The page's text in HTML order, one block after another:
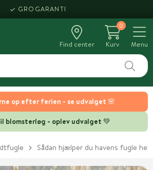
op efter ferien - se udvalget 🌸
blomsterløg - oplev udvalget 💚
HENT SAMME DAG
Find center
0
Kurv
Menu
Sådan hjælper du havens fugle